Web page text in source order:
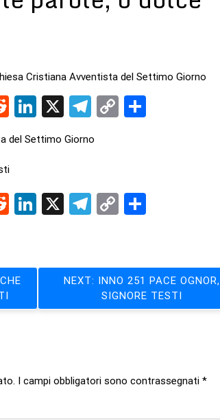
Cristiana Avventista del Settimo Giorno
RedditLinkedIn
X Telegram
Copy
del Settimo Giorno
RedditLinkedIn
X Telegram
Copy
NEXT: INNO 251 PACE OGNOR,
SIGNORE TESTI
I campi obbligatori sono contrassegnati *